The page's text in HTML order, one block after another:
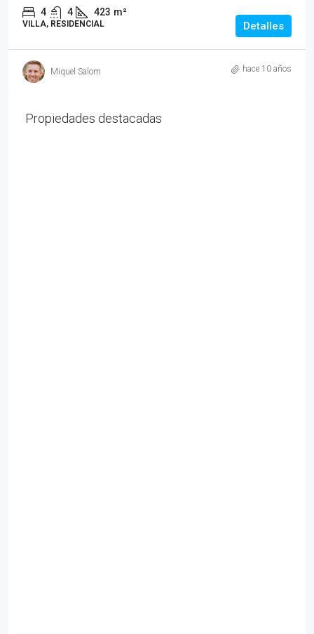
4 4 423 m²
VILLA, RESIDENCIAL Detalles
Miquel Salom hace 10 años
Propiedades destacadas